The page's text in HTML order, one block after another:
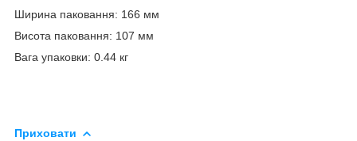
Ширина паковання: 166 мм
Висота паковання: 107 мм
Вага упаковки: 0.44 кг
Приховати